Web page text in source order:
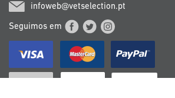
infoweb@vetselection.pt
Seguimos em